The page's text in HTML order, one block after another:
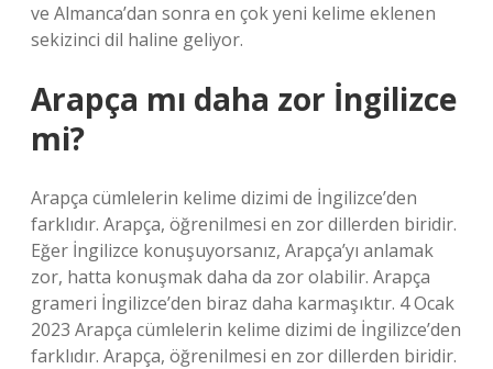
ve Almanca’dan sonra en çok yeni kelime eklenen
sekizinci dil haline geliyor.
Arapça mı daha zor İngilizce
mi?
Arapça cümlelerin kelime dizimi de İngilizce’den
farklıdır. Arapça, öğrenilmesi en zor dillerden biridir.
Eğer İngilizce konuşuyorsanız, Arapça’yı anlamak
zor, hatta konuşmak daha da zor olabilir. Arapça
grameri İngilizce’den biraz daha karmaşıktır. 4 Ocak
2023 Arapça cümlelerin kelime dizimi de İngilizce’den
farklıdır. Arapça, öğrenilmesi en zor dillerden biridir.